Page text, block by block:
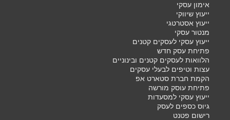
אימון עסקי
ייעוץ שיווקי
ייעוץ אסטרטגי
מנטור עסקי
ייעוץ עסקי לעסקים קטנים
פתיחת עסק חדש
הלוואות לעסקים קטנים ובינוניים
עצות וטיפים לבעלי עסקים
הקמת חברת סטארט אפ
פתיחת עוסק מורשה
ייעוץ עסקי למסעדות
גיוס כספים לעסק
רישום פטנט